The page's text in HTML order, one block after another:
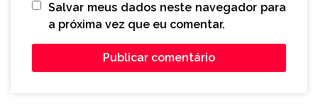
Salvar meus dados neste navegador para
a próxima vez que eu comentar.